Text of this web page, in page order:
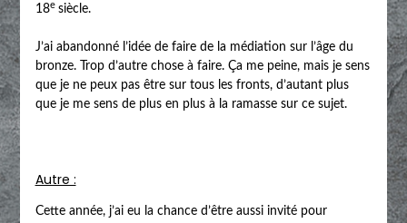
18e siècle.
J’ai abandonné l’idée de faire de la médiation sur l’âge du
bronze. Trop d’autre chose à faire. Ça me peine, mais je sens
que je ne peux pas être sur tous les fronts, d’autant plus
que je me sens de plus en plus à la ramasse sur ce sujet.
Autre :
Cette année, j’ai eu la chance d’être aussi invité pour